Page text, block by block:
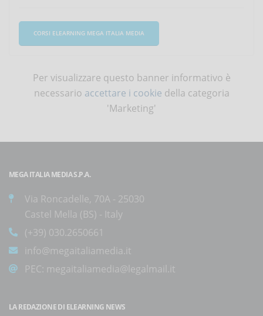
CORSI ELEARNING MEGA ITALIA MEDIA
Per visualizzare questo banner informativo è
necessario accettare i cookie della categoria
'Marketing'
MEGA ITALIA MEDIA S.P.A.
Via Roncadelle, 70A - 25030
Castel Mella (BS) - Italy
(+39) 030.2650661
info@megaitaliamedia.it
PEC: megaitaliamedia@legalmail.it
LA REDAZIONE DI ELEARNING NEWS